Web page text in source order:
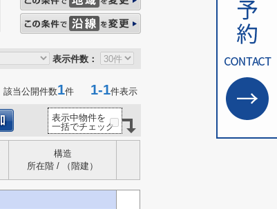
表示件数：
該当公開件数1件 1-1件表示
表示中物件を
一括でチェック
構造
所在階 / （階建）